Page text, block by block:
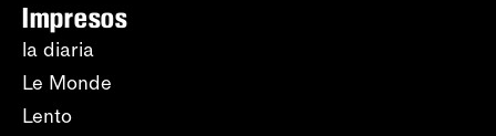
Impresos
la diaria
Le Monde
Lento